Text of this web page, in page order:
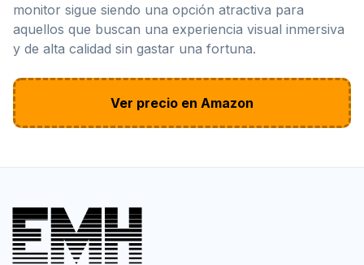
monitor sigue siendo una opción atractiva para
aquellos que buscan una experiencia visual inmersiva
y de alta calidad sin gastar una fortuna.
Ver precio en Amazon